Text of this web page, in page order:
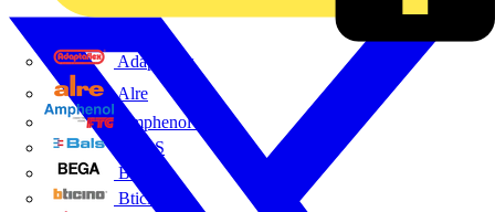
Adaptaflex
Alre
Amphenol FTG
BALS
Bega
Bticino